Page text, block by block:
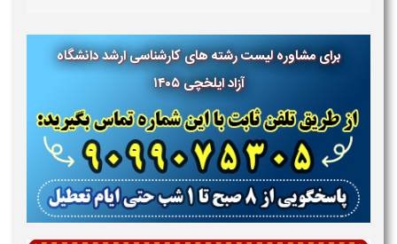
برای مشاوره لیست رشته های کارشناسی ارشد دانشگاه
آزاد ایلخچی۱۴۰۵